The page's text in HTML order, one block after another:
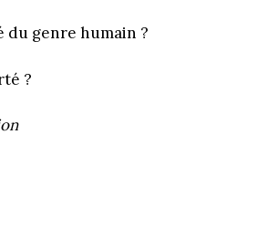
du genre humain ?
?